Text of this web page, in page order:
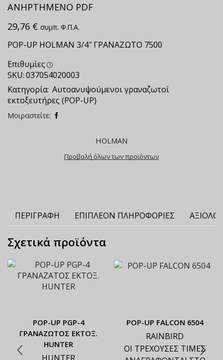
ΑΝΗΡΤΗΜΕΝΟ PDF
29,76 € συμπ. Φ.Π.Α.
POP-UP HOLMAN 3/4″ ΓPANAZΩTO 7500
Επιθυμίες
SKU:037054020003
Κατηγορία: Αυτοανυψούμενοι γραναζωτοί
εκτοξευτήρες (POP-UP)
Μοιραστείτε:
HOLMAN
Προβολή όλων των προϊόντων
ΠΕΡΙΓΡΑΦΉ ΕΠΙΠΛΈΟΝ ΠΛΗΡΟΦΟΡΊΕΣ
Σχετικά προϊόντα
ΡΟΡ-UP PGP-4
ΓΡΑΝΑΖΩΤΟΣ ΕΚΤΟΞ.
HUNTER
ΡΟΡ-UP FALCON 6504
RAINBIRD
ΟΙ ΤΡΕΧΟΥΣΕΣ ΤΙΜΕΣ